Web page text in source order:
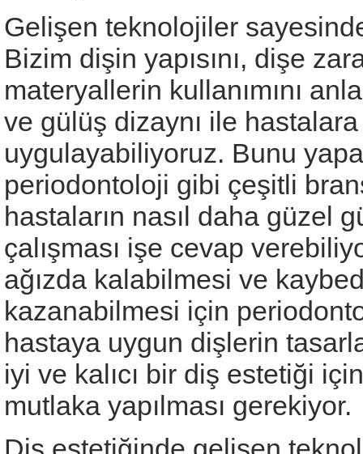
Gelişen teknolojiler
Bizim dişin yapısını, dişe
materyallerin kullanımını
ve gülüş dizaynı ile
uygulayabiliyoruz. Bunu
periodontoloji gibi çeşitli
hastaların nasıl daha güzel
çalışması işe cevap
ağızda kalabilmesi ve
kazanabilmesi için
hastaya uygun dişlerin
iyi ve kalıcı bir diş estetiği
mutlaka yapılması gerekiyor.